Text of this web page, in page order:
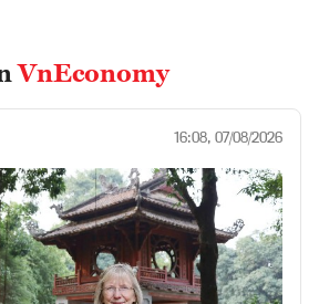
VnEconomy
16:08, 07/08/2026